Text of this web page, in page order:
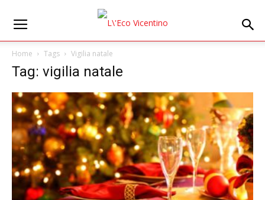
Home Tags Vigilia natale
Tag: vigilia natale